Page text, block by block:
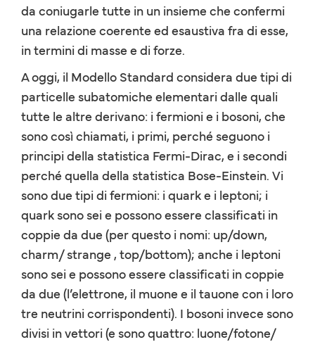
da coniugarle tutte in un insieme che confermi
una relazione coerente ed esaustiva fra di esse,
in termini di masse e di forze.
A oggi, il Modello Standard considera due tipi di
particelle subatomiche elementari dalle quali
tutte le altre derivano: i fermioni e i bosoni, che
sono così chiamati, i primi, perché seguono i
principi della statistica Fermi-Dirac, e i secondi
perché quella della statistica Bose-Einstein. Vi
sono due tipi di fermioni: i quark e i leptoni; i
quark sono sei e possono essere classificati in
coppie da due (per questo i nomi: up/down,
charm/ strange , top/bottom); anche i leptoni
sono sei e possono essere classificati in coppie
da due (l’elettrone, il muone e il tauone con i loro
tre neutrini corrispondenti). I bosoni invece sono
divisi in vettori (e sono quattro: luone/fotone/